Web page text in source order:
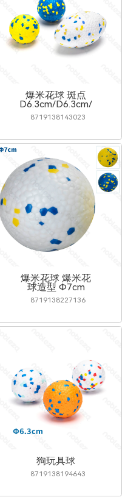
爆米花球 斑点
D6.3cm/D6.3cm/
8719138143023
爆米花球 爆米花
球造型 Φ7cm
8719138227136
狗玩具球
8719138194643